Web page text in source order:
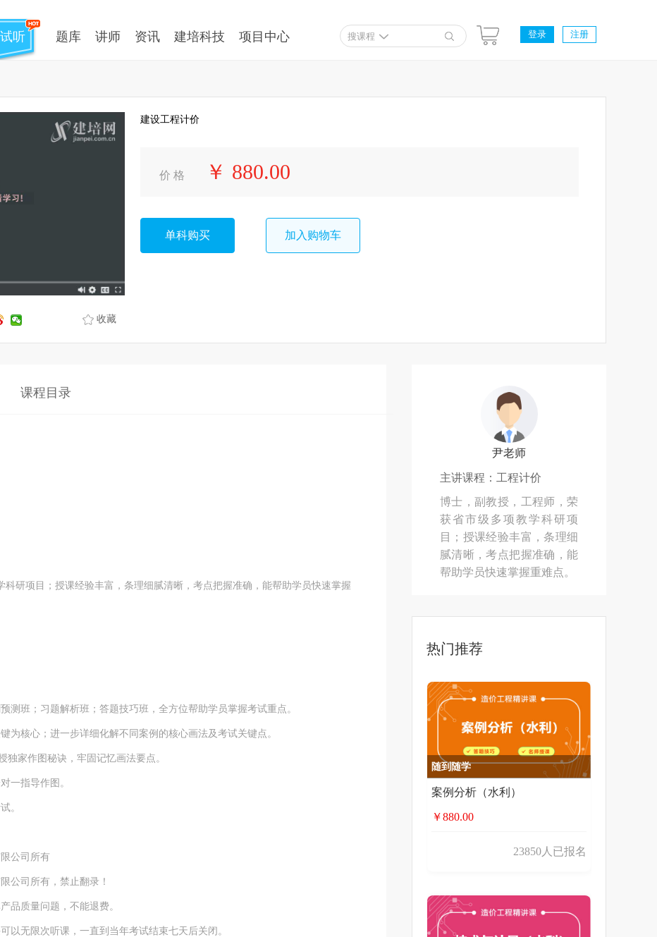
听 题库 讲师 资讯 建培科技 项目中心 搜课程 登录 注册
收藏
建设工程计价
价 格 ￥ 880.00
单科购买 加入购物车
课程目录
项目；授课经验丰富，条理细腻清晰，考点把握准确，能帮助学员快速掌握
班；习题解析班；答题技巧班，全方位帮助学员掌握考试重点。
核心；进一步详细化解不同案例的核心画法及考试关键点。
家作图秘诀，牢固记忆画法要点。
一指导作图。
。
公司所有
司所有，禁止翻录！
质量问题，不能退费。
无限次听课，一直到当年考试结束七天后关闭。
尹老师
主讲课程：工程计价
博士，副教授，工程师，荣
获省市级多项教学科研项
目；授课经验丰富，条理细
腻清晰，考点把握准确，能
帮助学员快速掌握重难点。
热门推荐
随到随学
案例分析（水利）
￥880.00
23850人已报名